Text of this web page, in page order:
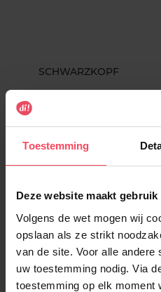
Toestemming
Deze website maakt
Volgens de wet mogen wij
opslaan als ze strikt
van de site. Voor alle andere
uw toestemming nodig. Via
toestemming op elk moment
SCHWARZKOPF
Shampoo Anti-Roos 400ML